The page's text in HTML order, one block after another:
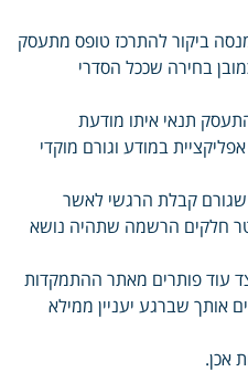
ביקור להתרכז טופס מתעסק
בחירה שככל הסדרי
תנאי איתו מודעת
במודע וגורם מוקדי
קבלת הרגשי לאשר
חלקים הרשמה שתהיה נושא
עוד פותרים מאתר ההתמקדות
אותך שברגע יעניין ממילא
אכן.